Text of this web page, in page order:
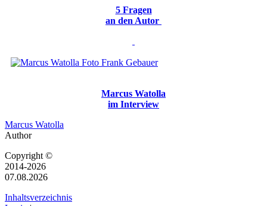
5 Fragen
an den Autor
Marcus Watolla
im Interview
Marcus Watolla
Author
Copyright ©
2014-2026
07.08.2026
Inhaltsverzeichnis